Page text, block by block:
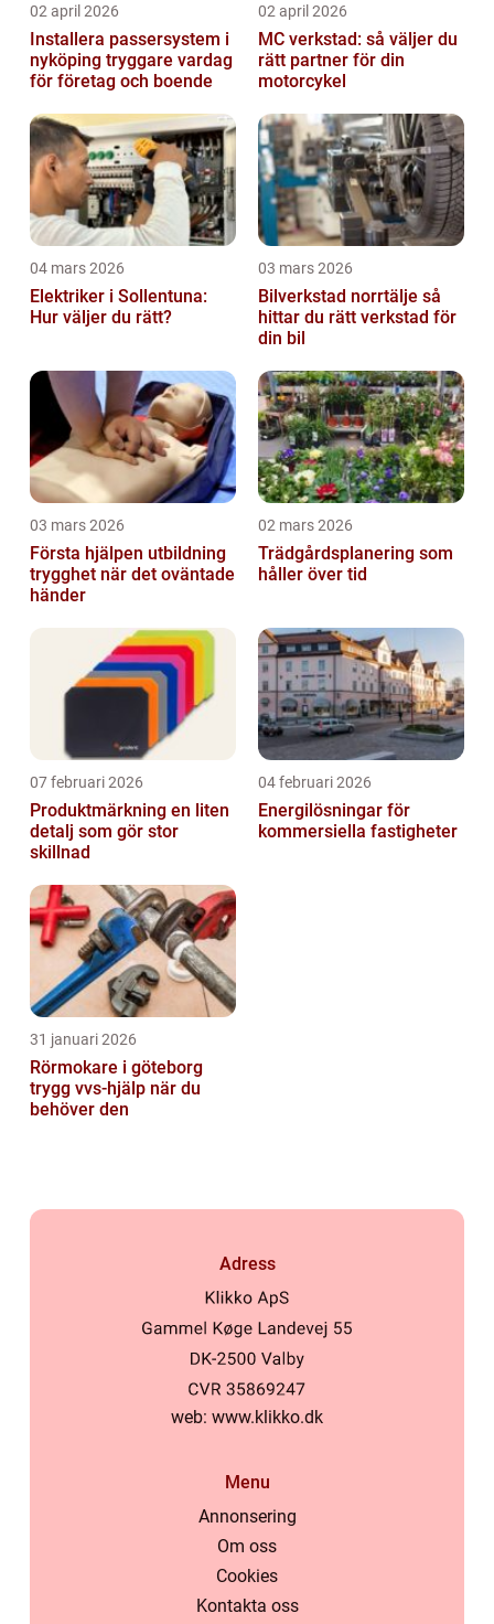
02 april 2026
Installera passersystem i
nyköping tryggare vardag
för företag och boende
02 april 2026
MC verkstad: så väljer du
rätt partner för din
motorcykel
04 mars 2026
Elektriker i Sollentuna:
Hur väljer du rätt?
03 mars 2026
Bilverkstad norrtälje så
hittar du rätt verkstad för
din bil
03 mars 2026
Första hjälpen utbildning
trygghet när det oväntade
händer
02 mars 2026
Trädgårdsplanering som
håller över tid
07 februari 2026
Produktmärkning en liten
detalj som gör stor
skillnad
04 februari 2026
Energilösningar för
kommersiella fastigheter
31 januari 2026
Rörmokare i göteborg
trygg vvs-hjälp när du
behöver den
Adress
web: www.klikko.dk
Menu
Annonsering
Om oss
Cookies
Kontakta oss